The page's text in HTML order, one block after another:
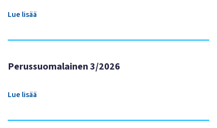
Lue lisää
Perussuomalainen 3/2026
Lue lisää